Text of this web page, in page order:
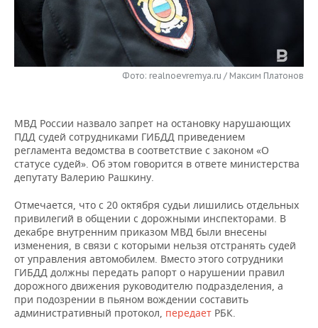
НЕФТЕХИМИЯ
НЕФТЬ
ОПК
РОЗНИЧНАЯ ТОРГОВЛЯ
ТРАНСПОРТ
НОВОСТИ ТЕХНОЛОГИЙ
ТЕЛЕКОММУНИКАЦИИ
МЕРОПРИЯТИЯ
НОВОСТИ МЕРОПРИЯТИЙ
БИЗНЕС-БРАНЧИ
ONLINE-КОНФЕРЕНЦИИ
СПОРТ
ФУТБОЛ
ХОККЕЙ
ВОЛЕЙБОЛ
КИБЕРСПОРТ
ФИГУРНОЕ КАТАНИЕ
ВОДНЫЕ ВИДЫ СПОРТА
НОВОСТИ ОБЩЕСТВА
ВЛАСТЬ
ИСТОРИЯ
КУЛЬТУРА
МЕДИЦИНА
ОБРАЗОВАНИЕ
ФОТОГАЛЕРЕЯ
СЮЖЕТЫ
СПИСОК ПЕРСОН
СПИСОК КОМПАНИЙ
ПОЛНАЯ ВЕРСИЯ
Фото: realnoevremya.ru / Максим Платонов
МВД России назвало запрет на остановку нарушающих
ПДД судей сотрудниками ГИБДД приведением
регламента ведомства в соответствие с законом «О
статусе судей». Об этом говорится в ответе министерства
депутату Валерию Рашкину.
Отмечается, что с 20 октября судьи лишились отдельных
привилегий в общении с дорожными инспекторами. В
декабре внутренним приказом МВД были внесены
изменения, в связи с которыми нельзя отстранять судей
от управления автомобилем. Вместо этого сотрудники
ГИБДД должны передать рапорт о нарушении правил
дорожного движения руководителю подразделения, а
при подозрении в пьяном вождении составить
административный протокол, передает РБК.